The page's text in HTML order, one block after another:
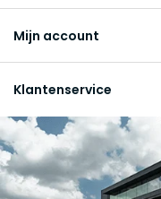
Mijn account
Klantenservice